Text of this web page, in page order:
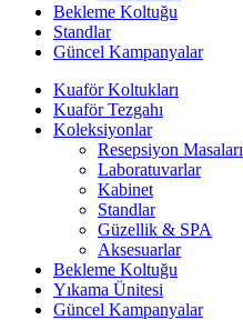
Bekleme Koltuğu
Standlar
Güncel Kampanyalar
Kuaför Koltukları
Kuaför Tezgahı
Koleksiyonlar
Resepsiyon Masaları
Laboratuvarlar
Kabinet
Standlar
Güzellik & SPA
Aksesuarlar
Bekleme Koltuğu
Yıkama Ünitesi
Güncel Kampanyalar